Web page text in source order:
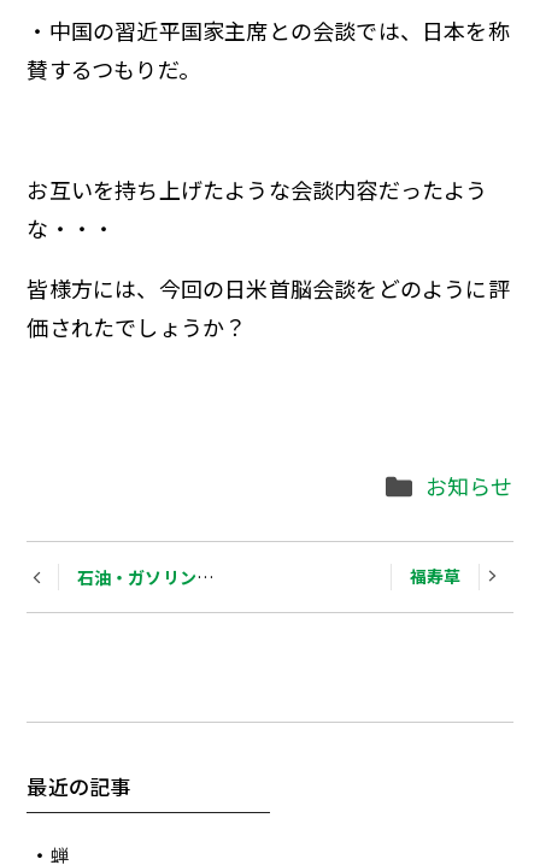
・中国の習近平国家主席との会談では、日本を称
賛するつもりだ。
お互いを持ち上げたような会談内容だったよう
な・・・
皆様方には、今回の日米首脳会談をどのように評
価されたでしょうか？
Categories
お知らせ
Post
石油・ガソリン価格 福寿草
最近の記事
蝉